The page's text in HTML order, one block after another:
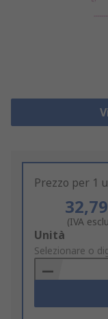
Prezzo per 1
(IVA
Add
to
Basket
Unità
Selezionare o